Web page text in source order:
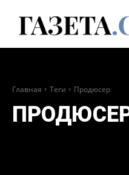
Главная Теги Продюсер